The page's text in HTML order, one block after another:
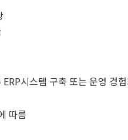
시스템 구축 또는 운영 경
따름